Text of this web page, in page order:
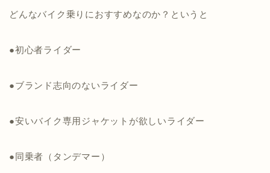
どんなバイク乗りにおすすめなのか？というと
●初心者ライダー
●ブランド志向のないライダー
●安いバイク専用ジャケットが欲しいライダー
●同乗者（タンデマー）